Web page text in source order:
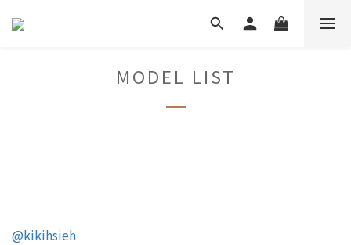
MODEL LIST
@kikihsieh